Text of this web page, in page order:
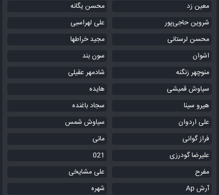
معین زد
محسن یگانه
شروین حاجی‌پور
علی لهراسبی
محسن لرستانی
مجید خراطها
اشوان
سون بند
منوچهر زنگنه
شادمهر عقیلی
سیاوش قمیشی
هایده
هیرو سینا
سجاد باغنده
علی اردوان
سیاوش شمس
فراز گوانی
مانی
علیرضا گودرزی
021
مفرح
علی مشایخی
آرش Ap
شهره